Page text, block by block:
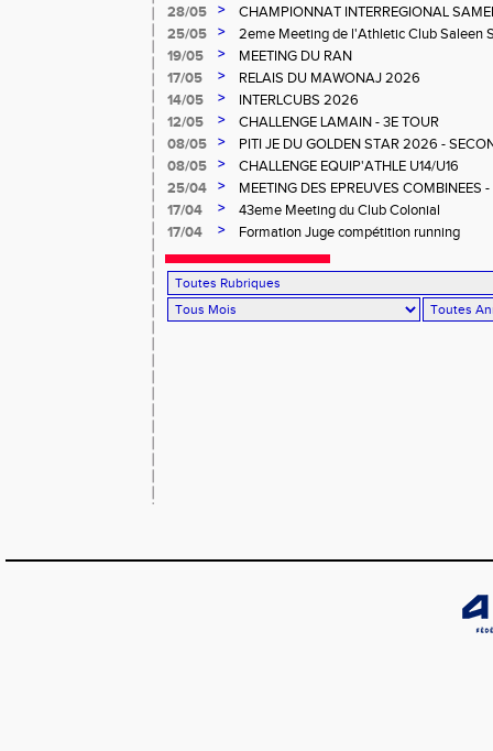
28/05
>
CHAMPIONNAT INTERREGIONAL
Gosier
25/05 >
2eme Meeting de l'Athletic Club Saleen
19/05
>
MEETING DU RAN
17/05
>
RELAIS DU MAWONAJ 2026
14/05
>
INTERLCUBS 2026
12/05
>
CHALLENGE LAMAIN - 3E TOUR
08/05
>
PITI JE DU GOLDEN STAR 2026 -
08/05
>
CHALLENGE EQUIP'ATHLE U14/U16
25/04
>
MEETING DES EPREUVES
Salée
17/04 >
43eme Meeting du Club Colonial
17/04
> Formation Juge compétition running